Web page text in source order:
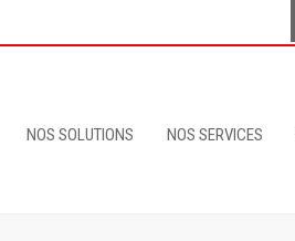
NOS SOLUTIONS NOS SERVICES